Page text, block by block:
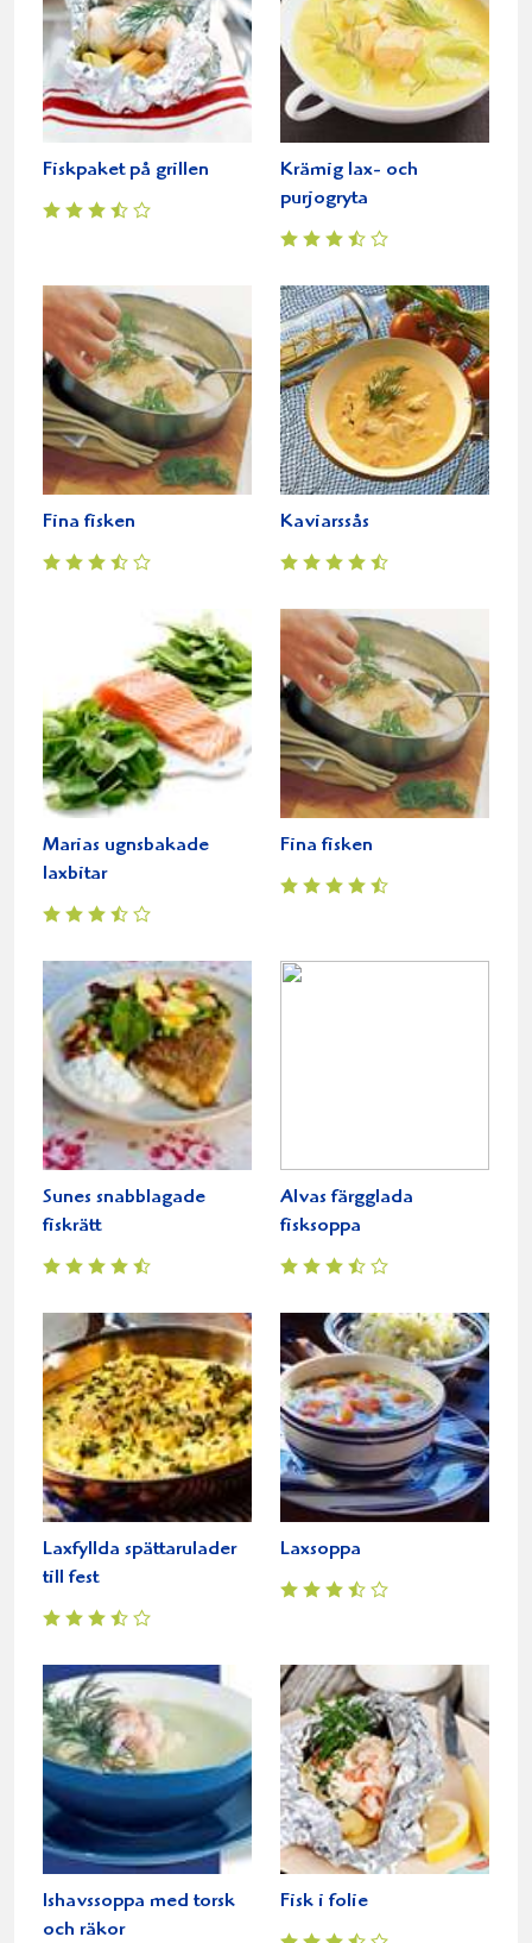
Fiskpaket på grillen
Krämig lax- och
purjogryta
Fina fisken Kaviarssås
Marias ugnsbakade
laxbitar
Fina fisken
Sunes snabblagade
fiskrätt
Alvas färgglada
fisksoppa
Laxfyllda spättarulader
till fest
Laxsoppa
Ishavssoppa med torsk
och räkor
Fisk i folie